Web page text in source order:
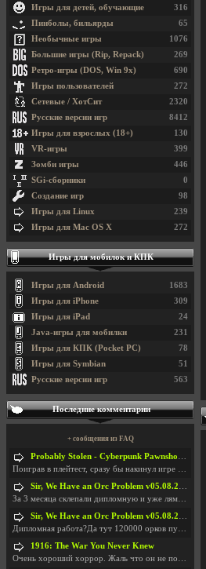
316
Игры для детей, обучающие
65
Пинболы, бильярды
1076
Необычные игры
269
Большие игры (Rip, Repack)
690
Ретро-игры (DOS, Win 9x)
272
Игры пользователей
2320
Сетевые / ХотСит
8412
Русские версии игр
130
Игры для взрослых (18+)
399
VR-игры
446
Зомби игры
0
SGi-сборники
98
Создание игр
239
Игры для Linux
272
Игры для Mac OS X
Игры для мобилок и КПК
1683
Игры для Android
309
Игры для iPhone
24
Игры для iPad
231
Java-игры для мобилки
78
Игры для КПК (Pocket PC)
51
Игры для Symbian
563
Русские версии игр
Последние комментарии
+ сообщения из FAQ
Probably Stolen - Cyberpunk Pawnshop Simulator v048c [Playtest]
Поиграв в плейтест, сразу бы накинул игре наивысши
Sir, We Have an Orc Problem v05.08.2026
За 3 месяца склепали дипломную и уже лям двести ба
Sir, We Have an Orc Problem v05.08.2026
Дипломная работа?Да тут 120000 орков путь выбирают
1916: The War You Never Knew
Очень хороший хоррор. Жаль что он не получил должн